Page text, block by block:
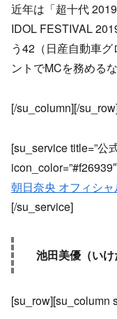
近年は「超十代
IDOL FESTIVAL
う42（日産自動車
ントでMCを務める
[/su_column][/
[su_service title=”公
朝日奈央 オフィシ
[/su_service]
池田美優（い
[su_row][su_column